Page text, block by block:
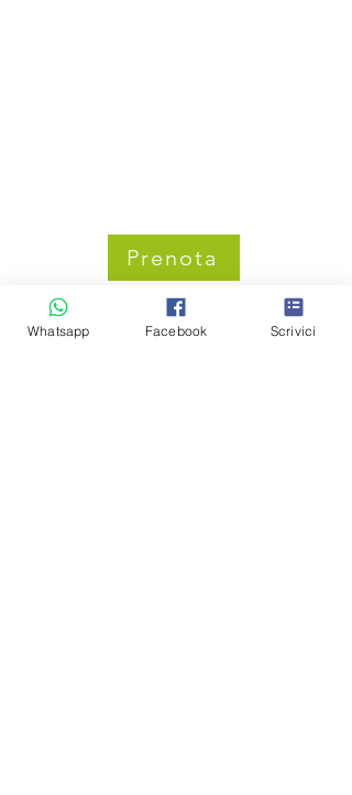
Prenota
Whatsapp Facebook Scrivici